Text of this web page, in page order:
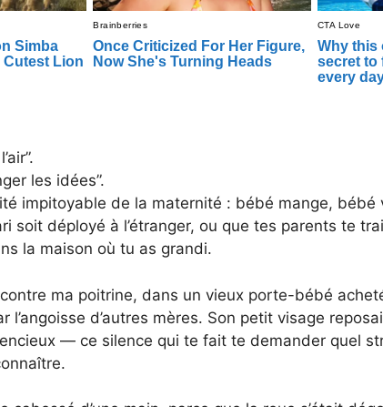
les idées”.
impitoyable de la maternité : bébé mange, bébé
soit déployé à l’étranger, ou que tes parents te
la maison où tu as grandi.
ma poitrine, dans un vieux porte-bébé
l’angoisse d’autres mères. Son petit visage
— ce silence qui te fait te demander quel